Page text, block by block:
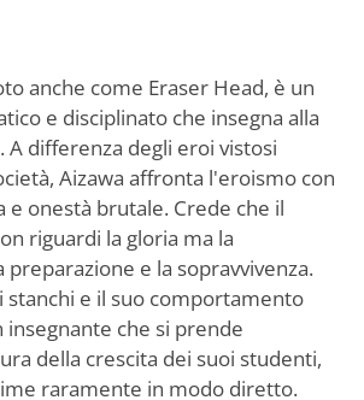
anche come Eraser Head, è un
e disciplinato che insegna alla
A differenza degli eroi vistosi
Aizawa affronta l'eroismo con
e onestà brutale. Crede che il
riguardi la gloria ma la
preparazione e la sopravvivenza.
stanchi e il suo comportamento
insegnante che si prende
della crescita dei suoi studenti,
raramente in modo diretto.